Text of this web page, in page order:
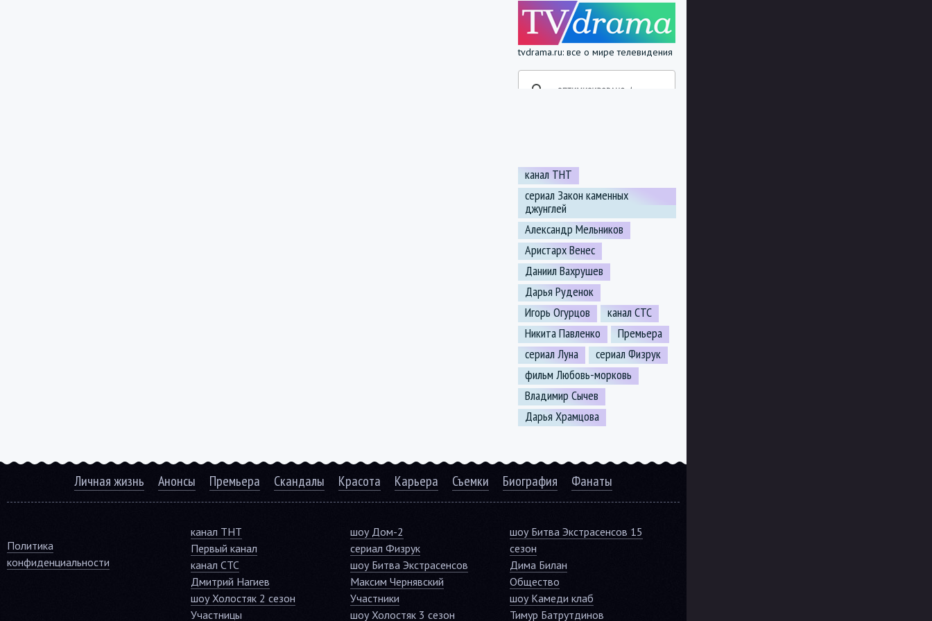
tvdrama.ru: все о мире телевидения
канал ТНТ
сериал Закон каменных
джунглей
Александр Мельников
Аристарх Венес
Даниил Вахрушев
Дарья Руденок
Игорь Огурцов
канал СТС
Никита Павленко
Премьера
сериал Луна
сериал Физрук
фильм Любовь-морковь
Владимир Сычев
Дарья Храмцова
Личная жизнь Анонсы Премьера Скандалы Красота Карьера Съемки Биография Фанаты
Политика
конфиденциальности
канал ТНТ
Первый канал
канал СТС
Дмитрий Нагиев
шоу Холостяк 2 сезон
Участницы
шоу Дом-2
сериал Физрук
шоу Битва Экстрасенсов
Максим Чернявский
Участники
шоу Холостяк 3 сезон
шоу Битва Экстрасенсов 15
сезон
Дима Билан
Общество
шоу Камеди клаб
Тимур Батрутдинов